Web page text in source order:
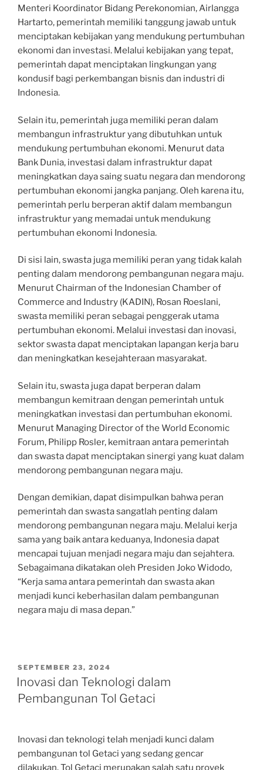
Menteri Koordinator Bidang Perekonomian, Airlangga
Hartarto, pemerintah memiliki tanggung jawab untuk
menciptakan kebijakan yang mendukung pertumbuhan
ekonomi dan investasi. Melalui kebijakan yang tepat,
pemerintah dapat menciptakan lingkungan yang
kondusif bagi perkembangan bisnis dan industri di
Indonesia.
Selain itu, pemerintah juga memiliki peran dalam
membangun infrastruktur yang dibutuhkan untuk
mendukung pertumbuhan ekonomi. Menurut data
Bank Dunia, investasi dalam infrastruktur dapat
meningkatkan daya saing suatu negara dan mendorong
pertumbuhan ekonomi jangka panjang. Oleh karena itu,
pemerintah perlu berperan aktif dalam membangun
infrastruktur yang memadai untuk mendukung
pertumbuhan ekonomi Indonesia.
Di sisi lain, swasta juga memiliki peran yang tidak kalah
penting dalam mendorong pembangunan negara maju.
Menurut Chairman of the Indonesian Chamber of
Commerce and Industry (KADIN), Rosan Roeslani,
swasta memiliki peran sebagai penggerak utama
pertumbuhan ekonomi. Melalui investasi dan inovasi,
sektor swasta dapat menciptakan lapangan kerja baru
dan meningkatkan kesejahteraan masyarakat.
Selain itu, swasta juga dapat berperan dalam
membangun kemitraan dengan pemerintah untuk
meningkatkan investasi dan pertumbuhan ekonomi.
Menurut Managing Director of the World Economic
Forum, Philipp Rosler, kemitraan antara pemerintah
dan swasta dapat menciptakan sinergi yang kuat dalam
mendorong pembangunan negara maju.
Dengan demikian, dapat disimpulkan bahwa peran
pemerintah dan swasta sangatlah penting dalam
mendorong pembangunan negara maju. Melalui kerja
sama yang baik antara keduanya, Indonesia dapat
mencapai tujuan menjadi negara maju dan sejahtera.
Sebagaimana dikatakan oleh Presiden Joko Widodo,
“Kerja sama antara pemerintah dan swasta akan
menjadi kunci keberhasilan dalam pembangunan
negara maju di masa depan.”
POSTED
ON
SEPTEMBER 23, 2024
Inovasi dan Teknologi dalam
Pembangunan Tol Getaci
Inovasi dan teknologi telah menjadi kunci dalam
pembangunan tol Getaci yang sedang gencar
dilakukan. Tol Getaci merupakan salah satu proyek